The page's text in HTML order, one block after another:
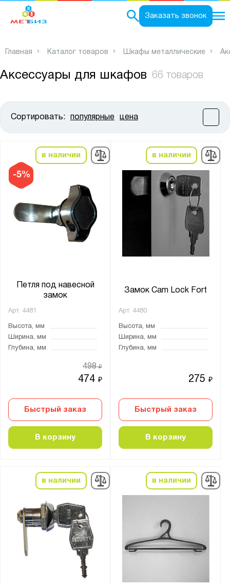
Заказать звонок
Главная Каталог товаров Шкафы металлические
Аксессуары для шкафов 66 товаров
Сортировать: популярные цена
-5%
в наличии
Петля под навесной
замок
Арт. 4481
Высота, мм
Ширина, мм
Глубина, мм
474₽
498₽
Быстрый заказ
В корзину
в наличии
Замок Cam Lock Fort
Арт. 4480
Высота, мм
Ширина, мм
Глубина, мм
275₽
Быстрый заказ
В корзину
в наличии в наличии
Высота, мм:
от до
Ширина, мм:
до
от до
Количество дверей:
2
Распашная
Тип покрытия поверхности:
полимерно-порошковое
Нагрузка на полку, кг:
до
Цвет:
Агатовый серый (RAL 7038)
Светло-серый (RAL 7035)